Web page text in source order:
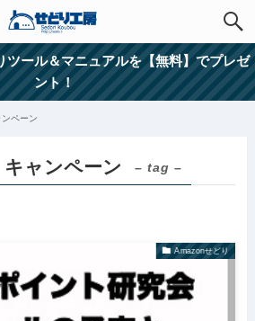
ツール＆マニュアルを【無料】でプレゼ
ント！
ペーン
ャンペーン – tag –
Amazonせどり